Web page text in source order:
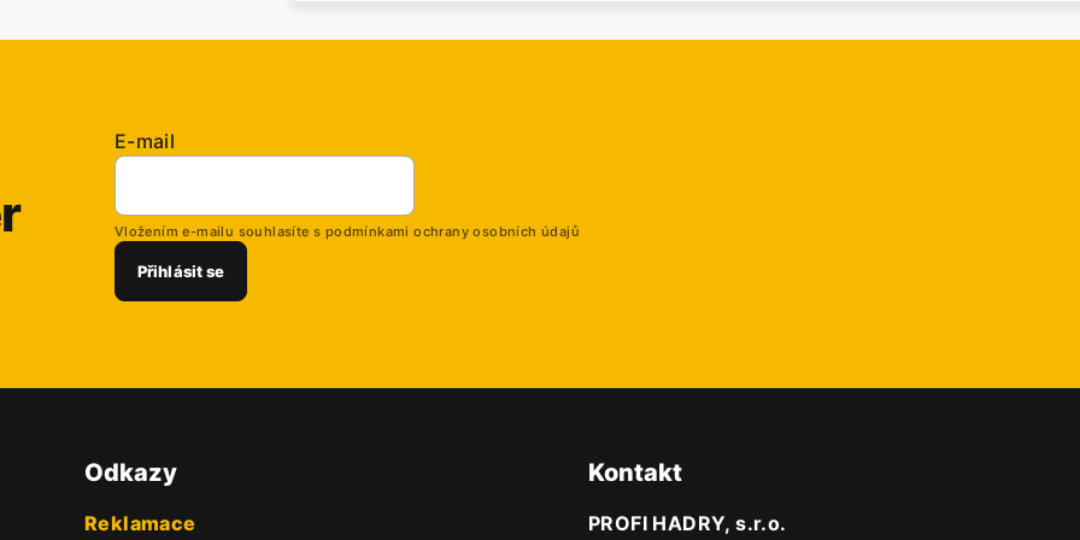
E-mail
Vložením e-mailu souhlasíte s podmínkami ochrany osobních údajů
Přihlásit se
Odkazy
Reklamace
Kontakt
PROFI HADRY, s.r.o.